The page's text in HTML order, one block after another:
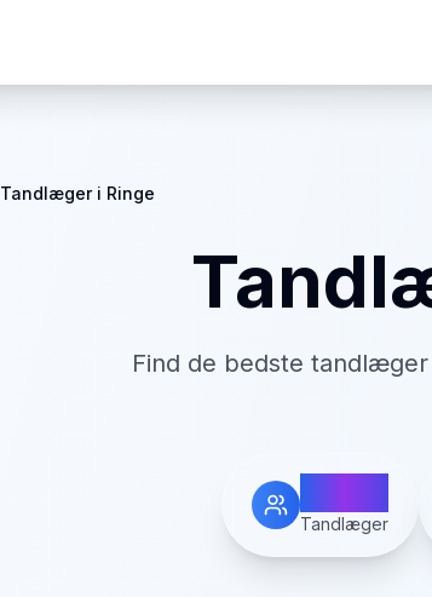
Tandlæger i Ringe
Find de bedste tandlæger
Tandlæger